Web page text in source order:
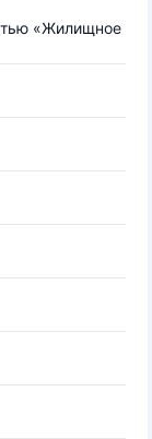
«Жилищное